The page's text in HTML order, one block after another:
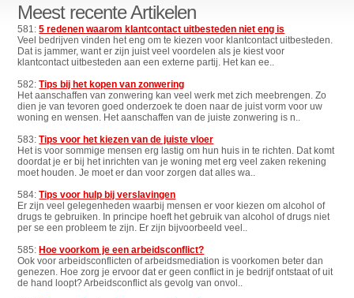
Meest recente Artikelen
581:5 redenen waarom klantcontact uitbesteden niet eng is
Veel bedrijven vinden het eng om te kiezen voor klantcontact uitbesteden.
Dat is jammer, want er zijn juist veel voordelen als je kiest voor
klantcontact uitbesteden aan een externe partij. Het kan ee..
582:Tips bij het kopen van zonwering
Het aanschaffen van zonwering kan veel werk met zich meebrengen. Zo
dien je van tevoren goed onderzoek te doen naar de juist vorm voor uw
woning en wensen. Het aanschaffen van de juiste zonwering is n..
583:Tips voor het kiezen van de juiste vloer
Het is voor sommige mensen erg lastig om hun huis in te richten. Dat komt
doordat je er bij het inrichten van je woning met erg veel zaken rekening
moet houden. Je moet er dan voor zorgen dat alles wa..
584:Tips voor hulp bij verslavingen
Er zijn veel gelegenheden waarbij mensen er voor kiezen om alcohol of
drugs te gebruiken. In principe hoeft het gebruik van alcohol of drugs niet
per se een probleem te zijn. Er zijn bijvoorbeeld veel..
585:Hoe voorkom je een arbeidsconflict?
Ook voor arbeidsconflicten of arbeidsmediation is voorkomen beter dan
genezen. Hoe zorg je ervoor dat er geen conflict in je bedrijf ontstaat of uit
de hand loopt? Arbeidsconflict als gevolg van onvol..